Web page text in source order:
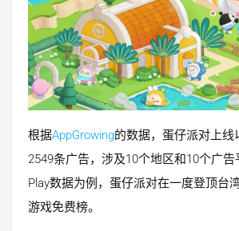
根据AppGrowing的数据，蛋仔派对上线
2549条广告，涉及10个地区和10个广告
Play数据为例，蛋仔派对在一度登顶台
游戏免费榜。